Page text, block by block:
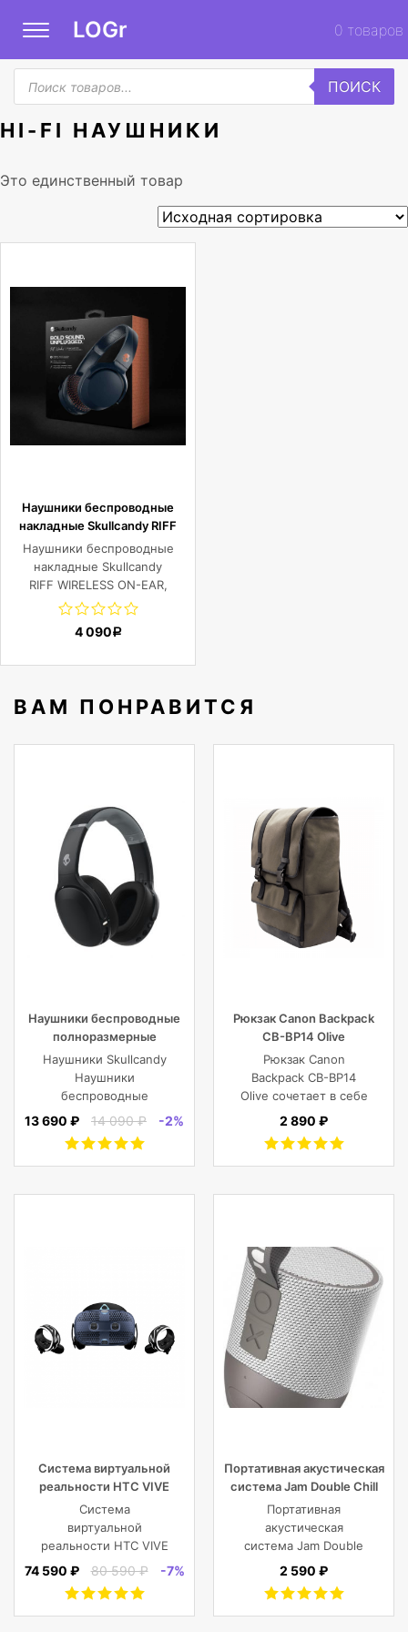
LOGr 0 товаров
Поиск
товаров
ПОИСК
HI-FI НАУШНИКИ
Это единственный товар
Наушники беспроводные
накладные Skullcandy RIFF
WIRELESS ON-EAR, черные
Наушники беспроводные
накладные Skullcandy
RIFF WIRELESS ON-EAR,
черные
4 090 Р
ВАМ ПОНРАВИТСЯ
Наушники беспроводные
полноразмерные
Skullcandy CRUSHER EVO
WIRELESS OVER-EAR,
черные
Наушники Skullcandy
Наушники
беспроводные
полноразмерные
WIRELESS OVER-EAR,
черные
13 690 ₽ 14 090 ₽ -2%
Рюкзак Canon Backpack
CB-BP14 Olive
Рюкзак Canon
Backpack CB-BP14
Olive сочетает в себе
винтажный стиль,
современный
комфорт, и защиту
2 890 ₽
Система виртуальной
реальности HTC VIVE
Cosmos
Система
виртуальной
реальности HTC VIVE
Cosmos
74 590 ₽ 80 590 ₽ -7%
Портативная акустическая
система Jam Double Chill
Grey
Портативная
акустическая
система Jam Double
Chill Grey (серый)
2 590 ₽